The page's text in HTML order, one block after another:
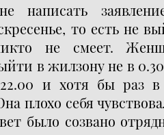
написать
то есть не
не смеет.
в жилзону не в
и хотя бы раз в
плохо себя
было созвано